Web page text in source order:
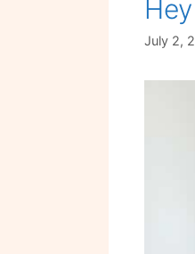
July 2,